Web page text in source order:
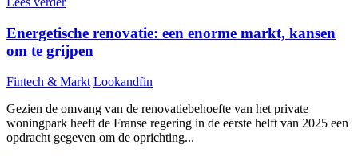
Energetische renovatie: een enorme markt, kansen
om te grijpen
Fintech & Markt Lookandfin
Gezien de omvang van de renovatiebehoefte van het private
woningpark heeft de Franse regering in de eerste helft van 2025 een
opdracht gegeven om de oprichting...